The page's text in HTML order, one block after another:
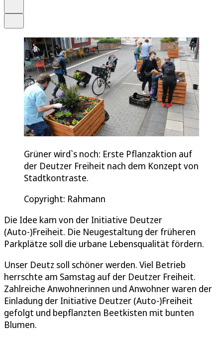
Grüner wird`s noch: Erste Pflanzaktion auf
der Deutzer Freiheit nach dem Konzept von
Stadtkontraste.
Copyright: Rahmann
Die Idee kam von der Initiative Deutzer
(Auto-)Freiheit. Die Neugestaltung der früheren
Parkplätze soll die urbane Lebensqualität fördern.
Unser Deutz soll schöner werden. Viel Betrieb
herrschte am Samstag auf der Deutzer Freiheit.
Zahlreiche Anwohnerinnen und Anwohner waren der
Einladung der Initiative Deutzer (Auto-)Freiheit
gefolgt und bepflanzten Beetkisten mit bunten
Blumen.